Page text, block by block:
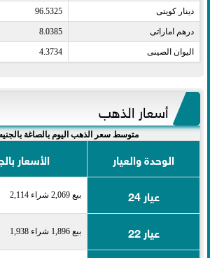
دينار كويتى​ 96.5325
درهم اماراتى​ 8.0385
اليوان الصينى​ 4.3734
أسعار الذهب
متوسط سعر الذهب اليوم بالصاغة
الوحدة والعيار
الأسعار
عيار 24
بيع 2,069 شراء 2,114
عيار 22 بيع 1,896 شراء 1,938